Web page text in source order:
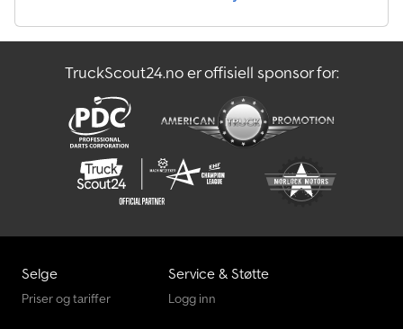
Scania Lastebiler
Scania P 400
TruckScout24.no er offisiell sponsor for:
Selge
Priser og tariffer
Service & Støtte
Logg inn